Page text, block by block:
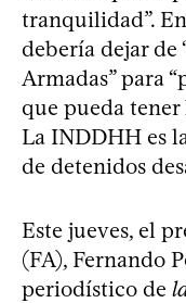
tranquilidad”.
debería dejar de
Armadas” para
que pueda
La INDDHH es
de detenidos
Este jueves, el
(FA), Fernando
periodístico de